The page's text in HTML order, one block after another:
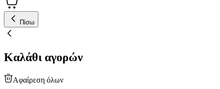
Πίσω
Καλάθι αγορών
Αφαίρεση όλων